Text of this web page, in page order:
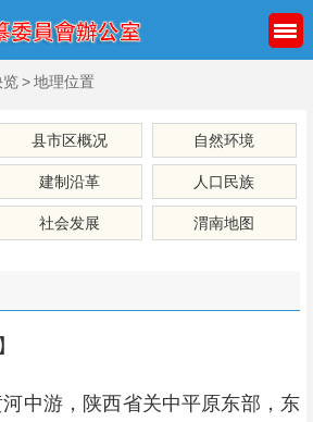
览>地理位置
县市区概况 自然环境
建制沿革 人口民族
社会发展 渭南地图
中游，陕西省关中平原东部，东